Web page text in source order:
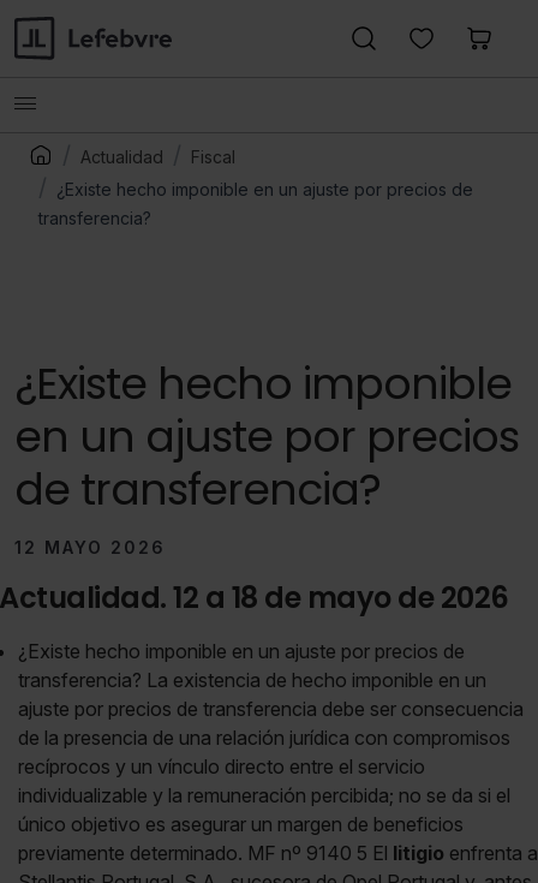
Actualidad
Fiscal
¿Existe hecho imponible en un ajuste por precios de
transferencia?
¿Existe hecho imponible
en un ajuste por precios
de transferencia?
12 MAYO 2026
Actualidad. 12 a 18 de mayo de 2026
¿Existe hecho imponible en un ajuste por precios de
transferencia? La existencia de hecho imponible en un
ajuste por precios de transferencia debe ser consecuencia
de la presencia de una relación jurídica con compromisos
recíprocos y un vínculo directo entre el servicio
individualizable y la remuneración percibida; no se da si el
único objetivo es asegurar un margen de beneficios
previamente determinado. MF nº 9140 5 El litigio enfrenta a